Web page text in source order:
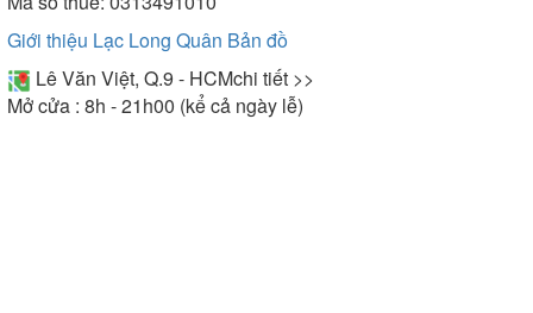
Giới thiệu Lạc Long Quân Bản đồ
Lê Văn Việt, Q.9 - HCMchi tiết >>
Mở cửa : 8h - 21h00 (kể cả ngày lễ)